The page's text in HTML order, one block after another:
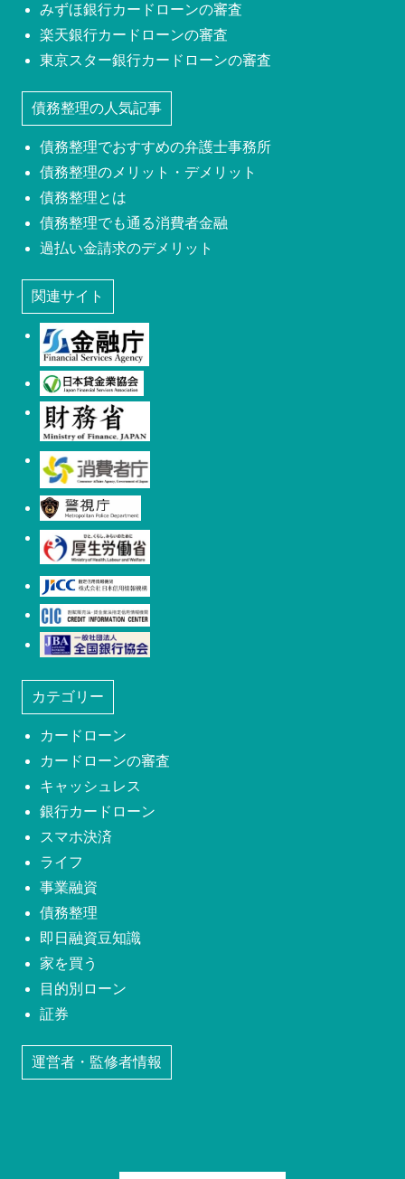
みずほ銀行カードローンの審査
楽天銀行カードローンの審査
東京スター銀行カードローンの審査
債務整理の人気記事
債務整理でおすすめの弁護士事務所
債務整理のメリット・デメリット
債務整理とは
債務整理でも通る消費者金融
過払い金請求のデメリット
関連サイト
カテゴリー
カードローン
カードローンの審査
キャッシュレス
銀行カードローン
スマホ決済
ライフ
事業融資
債務整理
即日融資豆知識
家を買う
目的別ローン
証券
運営者・監修者情報